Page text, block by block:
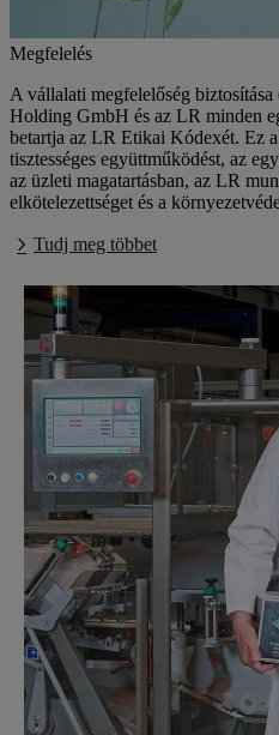
Megfelelés
A vállalati megfelelőség
Holding GmbH és az LR minden
betartja az LR Etikai Kódexét. Ez
tisztességes együttműködést, az
az üzleti magatartásban, az LR
elkötelezettséget és a
Tudj meg többet